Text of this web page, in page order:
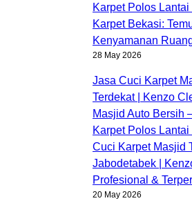
Karpet Polos Lantai
Karpet Bekasi:
Kenyamanan
28 May 2026
Jasa Cuci Karpet
Terdekat | Kenzo
Masjid Auto Bersih
Karpet Polos Lantai
Cuci Karpet Masjid
Jabodetabek |
Profesional &
20 May 2026